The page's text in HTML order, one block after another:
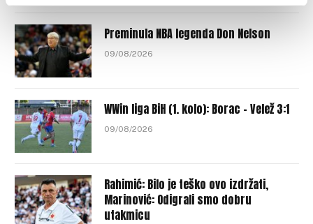
Preminula NBA legenda Don Nelson
09/08/2026
WWin liga BiH (1. kolo): Borac – Velež 3:1
09/08/2026
Rahimić: Bilo je teško ovo izdržati,
Marinović: Odigrali smo dobru
utakmicu